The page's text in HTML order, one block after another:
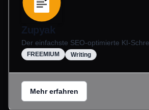
Zupyak
Der einfachste SEO-optimierte KI-
FREEMIUM Writing
Mehr erfahren